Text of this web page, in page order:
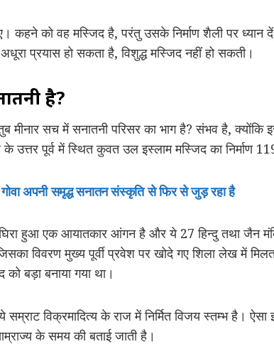
कहने को वह मस्जिद है, परंतु उसके निर्माण शैली पर
प्रयास हो सकता है, विशुद्ध मस्जिद नहीं हो सकती।
है?
मीनार सच में सनातनी परिसर का भाग है? संभव है,
के उत्तर पूर्व में स्थित कुवत उल इस्‍लाम मस्जिद का निर्माण
गोवा अपनी समृद्ध सनातन संस्कृति से फिर से जुड़ रहा है
हुआ एक आयातकार आंगन है और ये 27 हिन्‍दु तथा जैन
जिसका विवरण मुख्‍य पूर्वी प्रवेश पर खोदे गए शिला लेख में
को बड़ा बनाया गया था।
विक्रमादित्य के राज में निर्मित विजय स्तम्भ है।
के समय की बताई जाती है।